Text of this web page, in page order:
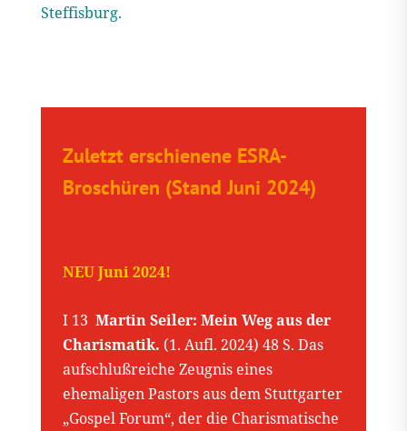
Steffisburg.
Zuletzt erschienene ESRA-
Broschüren (Stand Juni 2024)
NEU Juni 2024!
I 13 Martin Seiler: Mein Weg aus der
Charismatik. (1. Aufl. 2024) 48 S. Das
aufschlußreiche Zeugnis eines
ehemaligen Pastors aus dem Stuttgarter
„Gospel Forum“, der die Charismatische